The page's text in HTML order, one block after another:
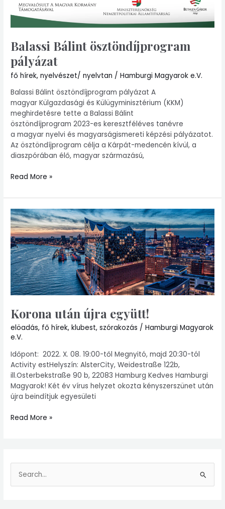
Balassi Bálint ösztöndíjprogram
pályázat
fő hírek,nyelvészet/ nyelvtan /Hamburgi Magyarok e.V.
Balassi Bálint ösztöndíjprogram pályázat A
magyar Külgazdasági és Külügyminisztérium (KKM)
meghirdetésre tette a Balassi Bálint
ösztöndíjprogram 2023-es keresztféléves tanévre
a magyar nyelvi és magyarságismereti képzési pályázatot.
Az ösztöndíjprogram célja a Kárpát-medencén kívül, a
diaszpórában élő, magyar származású,
ösztöndíjprogram
pályázat
Read More »
Korona után újra együtt!
elöadás, fő hírek,klubest,szórakozás /Hamburgi Magyarok
e.V.
Időpont: 2022. X. 08. 19:00-től Megnyitó, majd 20:30-tól
Activity estHelyszín: AlsterCity, Weidestraße 122b,
ill.Osterbekstraße 90 b, 22083 Hamburg Kedves Hamburgi
Magyarok! Két év vírus helyzet okozta kényszerszünet után
újra beindítjuk egyesületi
Korona
után
újra
együtt!
Read More »
e